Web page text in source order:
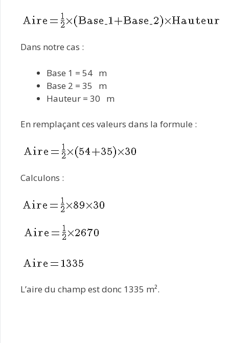
Dans notre cas :
Base 1 = 54 m
Base 2 = 35 m
Hauteur = 30 m
En remplaçant ces valeurs dans la formule :
Calculons :
L’aire du champ est donc 1335 m².